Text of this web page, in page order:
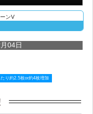
ンⅤ
04日
り約2.5枚or約4枚増加